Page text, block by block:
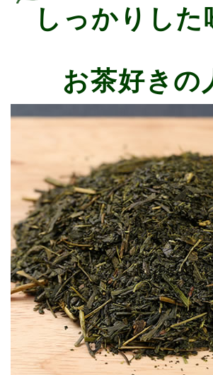
しっかりし
お茶好きの